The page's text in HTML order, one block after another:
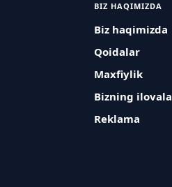
BIZ HAQIMIZDA
Biz haqimizda
Qoidalar
Maxfiylik
Bizning
Reklama